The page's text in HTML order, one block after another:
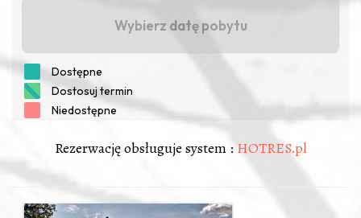
Rezerwację obsługuje system : HOTRES.pl